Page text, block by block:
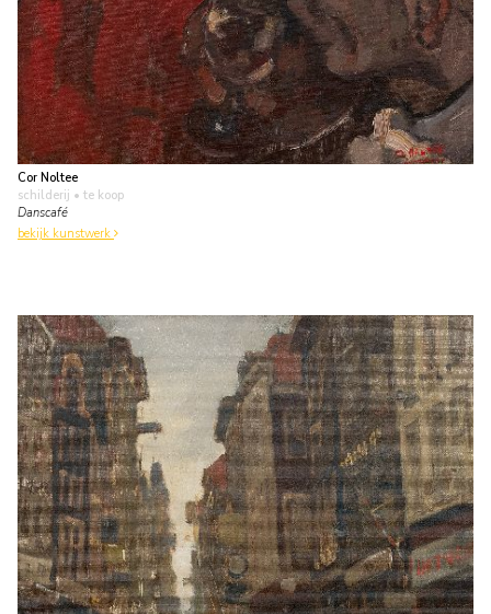
Cor Noltee
schilderij • te koop
Danscafé
bekijk kunstwerk